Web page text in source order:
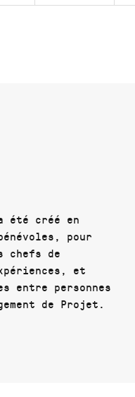
a été créé en
pour
chefs de
et
entre personnes
de Projet.